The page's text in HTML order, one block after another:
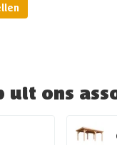
uit ons